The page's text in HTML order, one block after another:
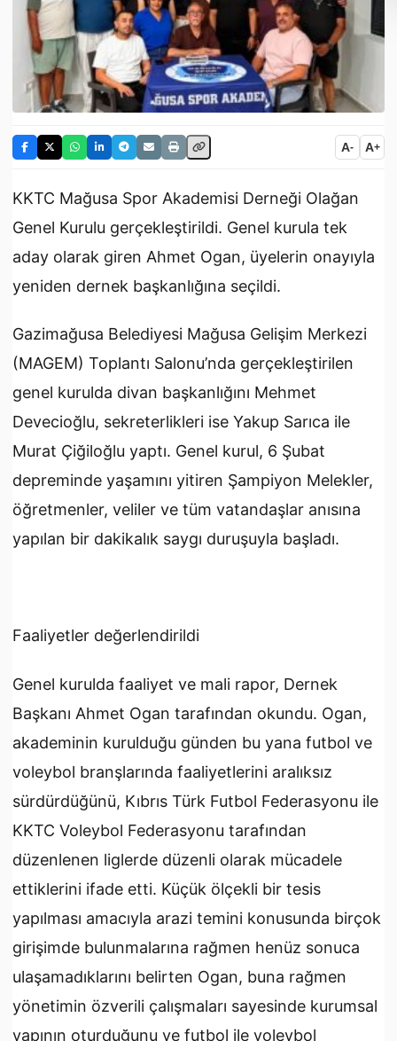
A- A+
KKTC Mağusa Spor Akademisi Derneği Olağan
Genel Kurulu gerçekleştirildi. Genel kurula tek
aday olarak giren Ahmet Ogan, üyelerin onayıyla
yeniden dernek başkanlığına seçildi.
Gazimağusa Belediyesi Mağusa Gelişim Merkezi
(MAGEM) Toplantı Salonu’nda gerçekleştirilen
genel kurulda divan başkanlığını Mehmet
Devecioğlu, sekreterlikleri ise Yakup Sarıca ile
Murat Çiğiloğlu yaptı. Genel kurul, 6 Şubat
depreminde yaşamını yitiren Şampiyon Melekler,
öğretmenler, veliler ve tüm vatandaşlar anısına
yapılan bir dakikalık saygı duruşuyla başladı.
Faaliyetler değerlendirildi
Genel kurulda faaliyet ve mali rapor, Dernek
Başkanı Ahmet Ogan tarafından okundu. Ogan,
akademinin kurulduğu günden bu yana futbol ve
voleybol branşlarında faaliyetlerini aralıksız
sürdürdüğünü, Kıbrıs Türk Futbol Federasyonu ile
KKTC Voleybol Federasyonu tarafından
düzenlenen liglerde düzenli olarak mücadele
ettiklerini ifade etti. Küçük ölçekli bir tesis
yapılması amacıyla arazi temini konusunda birçok
girişimde bulunmalarına rağmen henüz sonuca
ulaşamadıklarını belirten Ogan, buna rağmen
yönetimin özverili çalışmaları sayesinde kurumsal
yapının oturduğunu ve futbol ile voleybol